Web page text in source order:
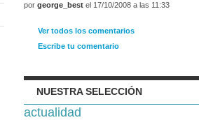
por george_best el 17/10/2008 a las 11:33
Ver todos los comentarios
Escribe tu comentario
NUESTRA SELECCIÓN
actualidad